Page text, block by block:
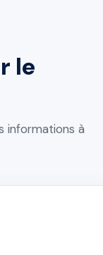
le
informations à